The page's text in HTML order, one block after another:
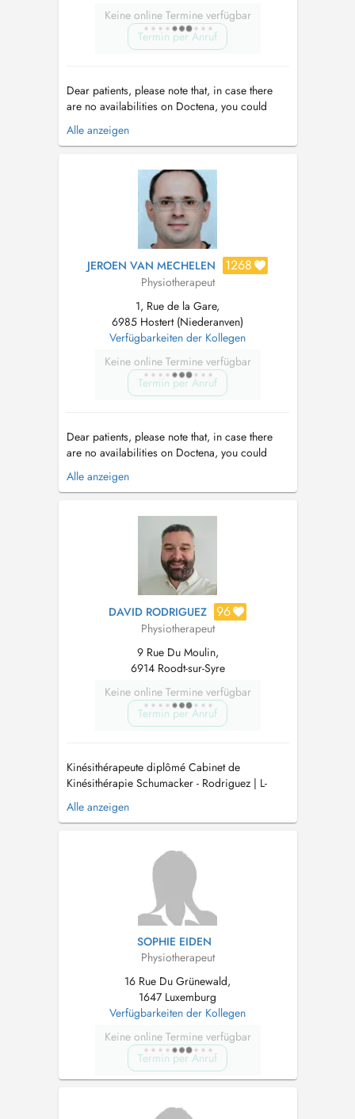
Keine online Termine verfügbar
Termin per Anruf
Dear patients, please note that, in case there
are no availabilities on Doctena, you could
send me an SMS/whatsapp with the
appointment request. The area has very bad
Chers Patients, Au cas ou vous trouvez pas de
disponibilité sur Doctena, veuillez ...
Alle anzeigen
JEROEN VAN MECHELEN 1268
Physiotherapeut
1, Rue de la Gare,
6985 Hostert (Niederanven)
Verfügbarkeiten der Kollegen
Keine online Termine verfügbar
Termin per Anruf
Dear patients, please note that, in case there
are no availabilities on Doctena, you could
send me an SMS/whatsapp with the
appointment request. The area has very bad
Chers Patients, Au cas ou vous trouvez pas de
disponibilité sur Doctena, veuillez ...
Alle anzeigen
DAVID RODRIGUEZ 96
Physiotherapeut
9 Rue Du Moulin,
6914 Roodt-sur-Syre
Keine online Termine verfügbar
Termin per Anruf
Kinésithérapeute diplômé Cabinet de
Kinésithérapie Schumacker - Rodriguez | L-
6914 Roodt-sur-Syre (Betzdorf) | Luxembourg
Numéro de téléphone : +352 661 262 693
Traumatologie - Rhumatologie - Neurologie -
Drainage Lymphatique Manuel - Kinésithérapie
Alle anzeigen
SOPHIE EIDEN
Physiotherapeut
16 Rue Du Grünewald,
1647 Luxemburg
Verfügbarkeiten der Kollegen
Keine online Termine verfügbar
Termin per Anruf